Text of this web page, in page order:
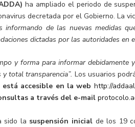
ha ampliado el periodo de
decretada por el Gobierno. La
informando de las nuevas medidas
dictadas por las autoridades en
y forma para informar debidamente
total transparencia”. Los usuarios
accesible en la web http://
a través del e-mail
sido la suspensión inicial de los 19